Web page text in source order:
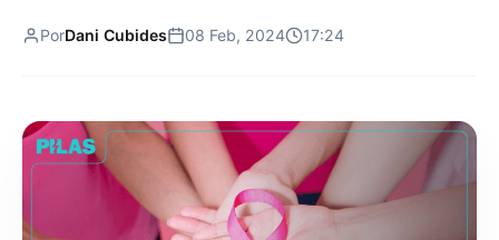
PorDani Cubides 08 Feb, 2024 17:24